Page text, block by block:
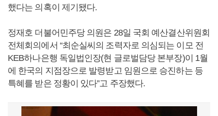
했다는 의혹이 제기됐다.
정재호 더불어민주당 의원은 28일 국회 예산결산위원회
전체회의에서 “최순실씨의 조력자로 의심되는 이모 전
KEB하나은행 독일법인장(현 글로벌담당 본부장)이 1월
에 한국의 지점장으로 발령받고 임원으로 승진하는 등
특혜를 받은 정황이 있다”고 주장했다.